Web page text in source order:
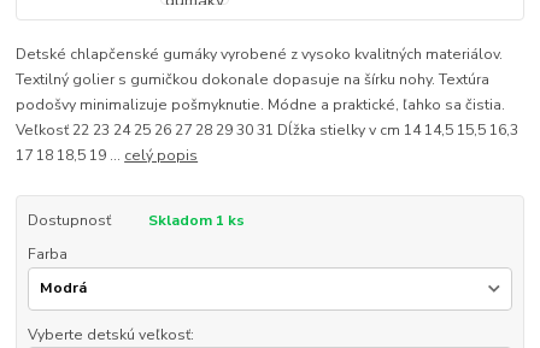
Detské chlapčenské gumáky vyrobené z vysoko kvalitných materiálov.
Textilný golier s gumičkou dokonale dopasuje na šírku nohy. Textúra
podošvy minimalizuje pošmyknutie. Módne a praktické, ľahko sa čistia.
Veľkosť 22 23 24 25 26 27 28 29 30 31 Dĺžka stielky v cm 14 14,5 15,5 16,3
17 18 18,5 19 ... celý popis
Dostupnosť
Skladom 1 ks
Farba
Vyberte detskú veľkosť: